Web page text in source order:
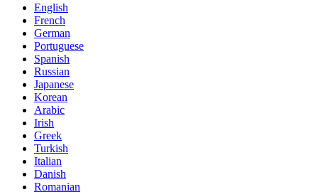
English
French
German
Portuguese
Spanish
Russian
Japanese
Korean
Arabic
Irish
Greek
Turkish
Italian
Danish
Romanian